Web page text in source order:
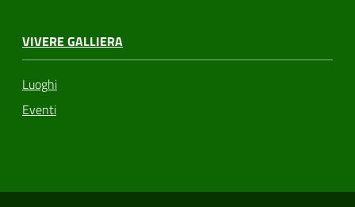
VIVERE GALLIERA
Luoghi
Eventi